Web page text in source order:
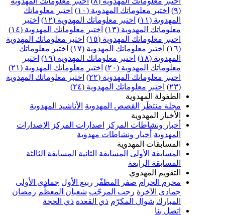
اختبر معلوماتك المهدوية (١٠)
اختبر معلوماتك
اختبر معلوماتك المهدوية (١٢)
اختبر
المهدوية (١٣)
اختبر معلوماتك المهدوية (١٤)
معلوماتك المهدوية (١٥)
اختبر معلوماتك المهدوية
اختبر معلوماتك المهدوية (١٧)
اختبر معلوماتك
اختبر معلوماتك المهدوية (١٩)
اختبر
المهدوية (٢٠)
اختبر معلوماتك المهدوية (٢١)
معلوماتك المهدوية (٢٢)
اختبر معلوماتك المهدوية
اختبر معلوماتك المهدوية (٢٤)
المهدوية
منتظَر
القصص المهدوية الأناشيد المهدوية
المهدوية
ونشاطات المركز اصدارات المركز الإصدارات
أخبار ونشاطات مهدوية
المهدوية
الأولى المسابقة الثانية المسابقة الثالثة
الرابعة
المهدوي
الحرام
صفر المظفّر ربيع الأول جمادى الأولى
رجب المرجّب شعبان المعظّم رمضان
شوال المكرّم ذي القعدة ذي الحجة